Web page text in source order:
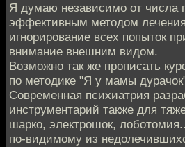
Я думаю независимо от числа
эффективным методом
игнорирование всех попыток
внимание внешним видом.
Возможно так же прописать
по методике "Я у мамы
Современная психиатрия
инструментарий также для
шарко, электрошок,
по-видимому из